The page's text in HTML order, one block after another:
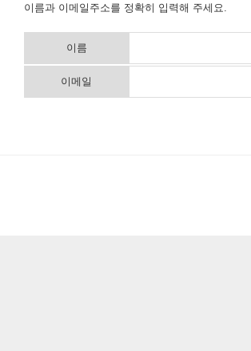
이름과 이메일주소를 정확히 입력해 주세요.
이름
이메일